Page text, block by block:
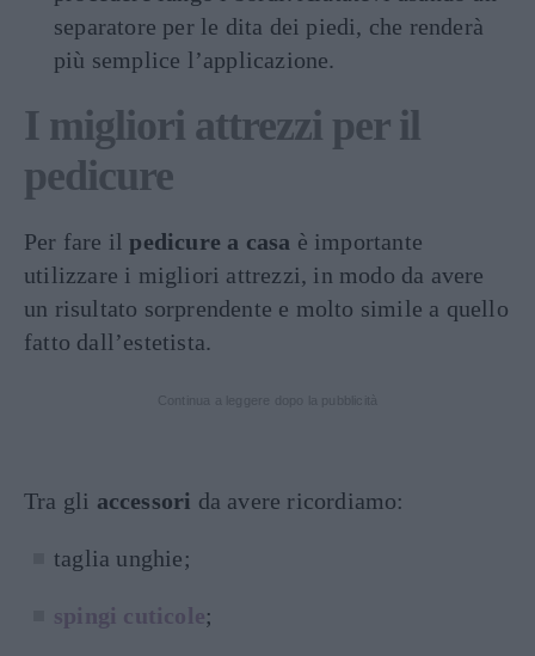
separatore per le dita dei piedi, che renderà
più semplice l’applicazione.
I migliori attrezzi per il
pedicure
Per fare ilpedicure a casa è importante
utilizzare i migliori attrezzi, in modo da avere
un risultato sorprendente e molto simile a quello
fatto dall’estetista.
Tra gli accessori da avere ricordiamo:
taglia unghie;
spingi cuticole;